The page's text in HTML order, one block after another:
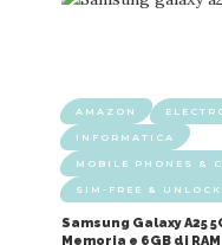
AMAZON
INFORMATICA
MOBILE PHONES &
SIM-FREE &
Samsung Galaxy A25
Memoria e 6GB di